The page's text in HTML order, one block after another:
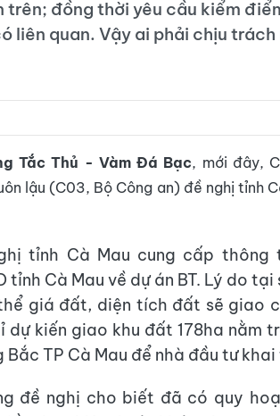
trên; đồng thời yêu cầu kiểm
liên quan. Vậy ai phải chịu trách
Tắc Thủ - Vàm Đá Bạc, mới đây,
lậu (C03, Bộ Công an) đề nghị tỉnh
tỉnh Cà Mau cung cấp thông
tỉnh Cà Mau về dự án BT. Lý do
giá đất, diện tích đất sẽ giao
dự kiến giao khu đất 178ha nằm
TP Cà Mau để nhà đầu tư
đề nghị cho biết đã có quy